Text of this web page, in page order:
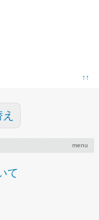
↑↑
menu
て